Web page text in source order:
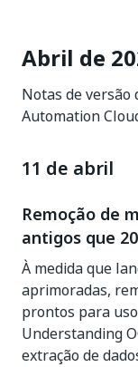
Abril de
Notas de versão
Automation
11 de abril
Remoção de
antigos que
À medida que
aprimoradas,
prontos para
Understanding
extração de